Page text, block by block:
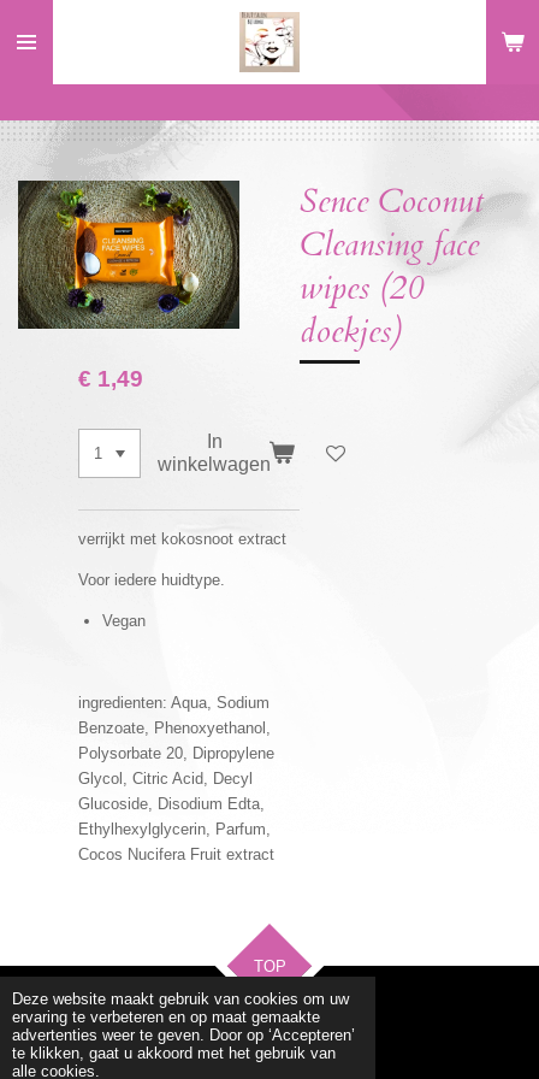
Deze website maakt gebruik van cookies om uw
ervaring te verbeteren en op maat gemaakte
advertenties weer te geven. Door op ‘Accepteren’
te klikken, gaat u akkoord met het gebruik van
alle cookies.
direct
hoofdinhoud
Sence Coconut
Cleansing face
wipes (20
doekjes)
€ 1,49
In
winkelwagen
verrijkt met kokosnoot extract
Voor iedere huidtype.
Vegan
ingredienten: Aqua, Sodium
Benzoate, Phenoxyethanol,
Polysorbate 20, Dipropylene
Glycol, Citric Acid, Decyl
Glucoside, Disodium Edta,
Ethylhexylglycerin, Parfum,
Cocos Nucifera Fruit extract
TOP
Voorwaardes/huisregels